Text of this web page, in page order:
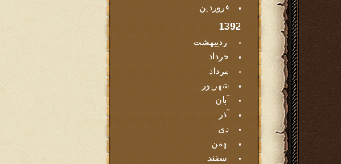
فروردین
1392
اردیبهشت
خرداد
مرداد
شهریور
آبان
آذر
دی
بهمن
اسفند